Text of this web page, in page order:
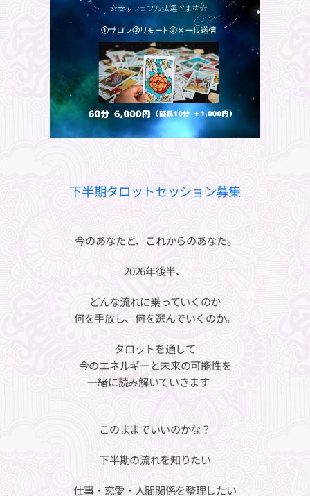
下半期タロットセッション募集🌌
今のあなたと、これからのあなた。
2026年後半、
どんな流れに乗っていくのか
何を手放し、何を選んでいくのか。
タロットを通して
今のエネルギーと未来の可能性を
一緒に読み解いていきます✨
このままでいいのかな？
下半期の流れを知りたい
仕事・恋愛・人間関係を整理したい